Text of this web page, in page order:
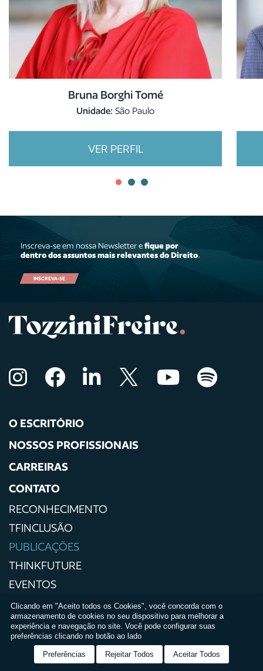
Bruna Borghi Tomé
Unidade: São Paulo
VER PERFIL
Inscreva-se em nossa Newsletter efique por
dentro dos assuntos mais relevantes do Direito.
INSCREVA-SE
O ESCRITÓRIO
NOSSOS PROFISSIONAIS
CARREIRAS
CONTATO
RECONHECIMENTO
TFINCLUSÃO
PUBLICAÇÕES
THINKFUTURE
EVENTOS
IMPRENSA
POLÍTICAS DE PRIVACIDADE
TERMOS E CONDIÇÕES DE USO
RELATÓRIO DE IGUALDADE SALARIAL
Clicando em "Aceito todos os Cookies", você concorda com o
armazenamento de cookies no seu dispositivo para melhorar a
experiência e navegação no site. Você pode configurar suas
preferências clicando no botão ao lado
Preferências Rejeitar Todos Aceitar Todos